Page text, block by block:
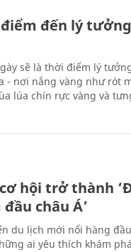
điểm đến lý
sẽ là thời điểm lý
- nơi nắng vàng như rót
lúa chín rực vàng và
hội trở thành
châu Á’
du lịch mới nổi hàng
ai yêu thích khám